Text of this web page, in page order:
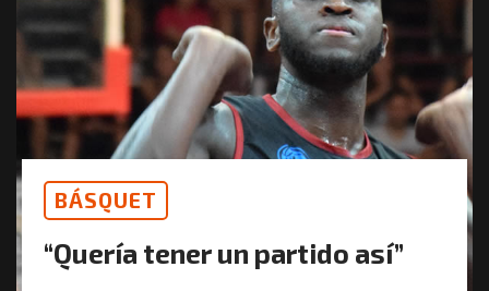
BÁSQUET
“Quería tener un partido así”